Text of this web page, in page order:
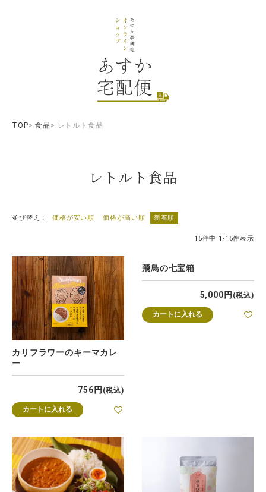
TOP 食品 レトルト食品
レトルト食品
並び替え 価格が安い順 価格が高い順 新着順
15件中 1 -15件表示
カリフラワーのキーマカレ
ー
756 税込
カートに入れる
飛鳥の七宝箱
5,000 税込
カートに入れる